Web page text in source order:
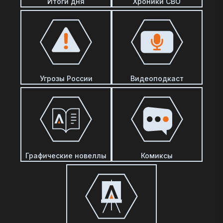
Угрозы России Видеоподкаст
Графические новеллы Комиксы